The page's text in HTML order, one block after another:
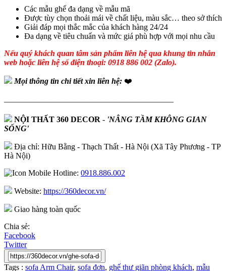
Các mẫu ghế đa dạng về mẫu mã
Được tùy chọn thoải mái về chất liệu, màu sắc… theo sở thích
Giải đáp mọi thắc mắc của khách hàng 24/24
Đa dạng về tiêu chuẩn và mức giá phù hợp với mọi nhu cầu
Nếu quý khách quan tâm sản phẩm liên hệ qua khung tin nhắn
web hoặc liên hệ số điện thoại: 0918 886 002 (Zalo).
Mọi thông tin chi tiết xin liên hệ: ❤️
—————————————————————
NỘI THẤT 360 DECOR - 'NÂNG TẦM KHÔNG GIAN
SỐNG'
Địa chỉ: Hữu Bằng - Thạch Thất - Hà Nội (Xã Tây Phương - TP
Hà Nội)
Hotline: 0918.886.002
Website: https://360decor.vn/
Giao hàng toàn quốc
Chia sẻ:
Facebook
Twitter
Tags : sofa Arm Chair, sofa đơn, ghế thư giãn phòng khách, mẫu